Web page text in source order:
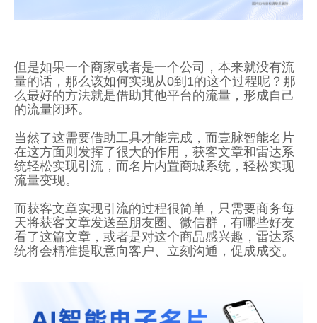
但是如果一个商家或者是一个公司，本来就没有流
量的话，那么该如何实现从0到1的这个过程呢？那
么最好的方法就是借助其他平台的流量，形成自己
的流量闭环。
当然了这需要借助工具才能完成，而壹脉智能名片
在这方面则发挥了很大的作用，获客文章和雷达系
统轻松实现引流，而名片内置商城系统，轻松实现
流量变现。
而获客文章实现引流的过程很简单，只需要商务每
天将获客文章发送至朋友圈、微信群，有哪些好友
看了这篇文章，或者是对这个商品感兴趣，雷达系
统将会精准提取意向客户、立刻沟通，促成成交。